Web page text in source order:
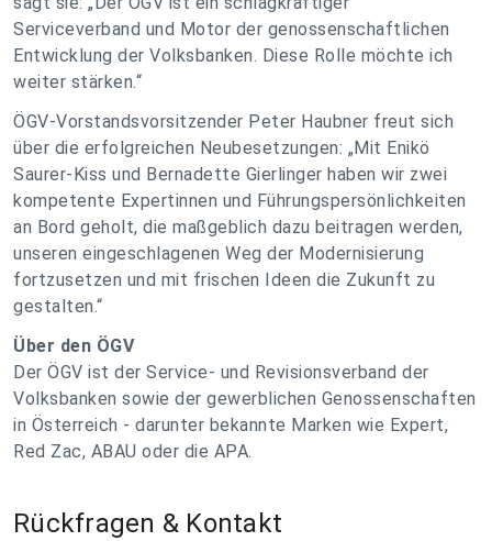
Serviceverband und Motor der genossenschaftlichen
Entwicklung der Volksbanken. Diese Rolle möchte ich
weiter stärken.“
ÖGV-Vorstandsvorsitzender Peter Haubner freut sich
über die erfolgreichen Neubesetzungen: „Mit Enikö
Saurer-Kiss und Bernadette Gierlinger haben wir zwei
kompetente Expertinnen und Führungspersönlichkeiten
an Bord geholt, die maßgeblich dazu beitragen werden,
unseren eingeschlagenen Weg der Modernisierung
fortzusetzen und mit frischen Ideen die Zukunft zu
gestalten.“
Über den ÖGV
Der ÖGV ist der Service- und Revisionsverband der
Volksbanken sowie der gewerblichen Genossenschaften
in Österreich - darunter bekannte Marken wie Expert,
Red Zac, ABAU oder die APA.
Rückfragen & Kontakt